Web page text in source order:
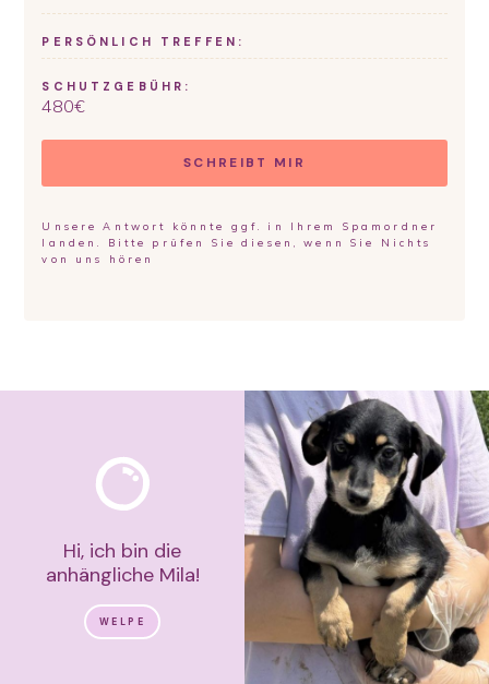
PERSÖNLICH TREFFEN:
SCHUTZGEBÜHR:
480€
SCHREIBT MIR
Unsere Antwort könnte ggf. in Ihrem Spamordner
landen. Bitte prüfen Sie diesen, wenn Sie Nichts
von uns hören
Hi, ich bin die
anhängliche Mila!
WELPE